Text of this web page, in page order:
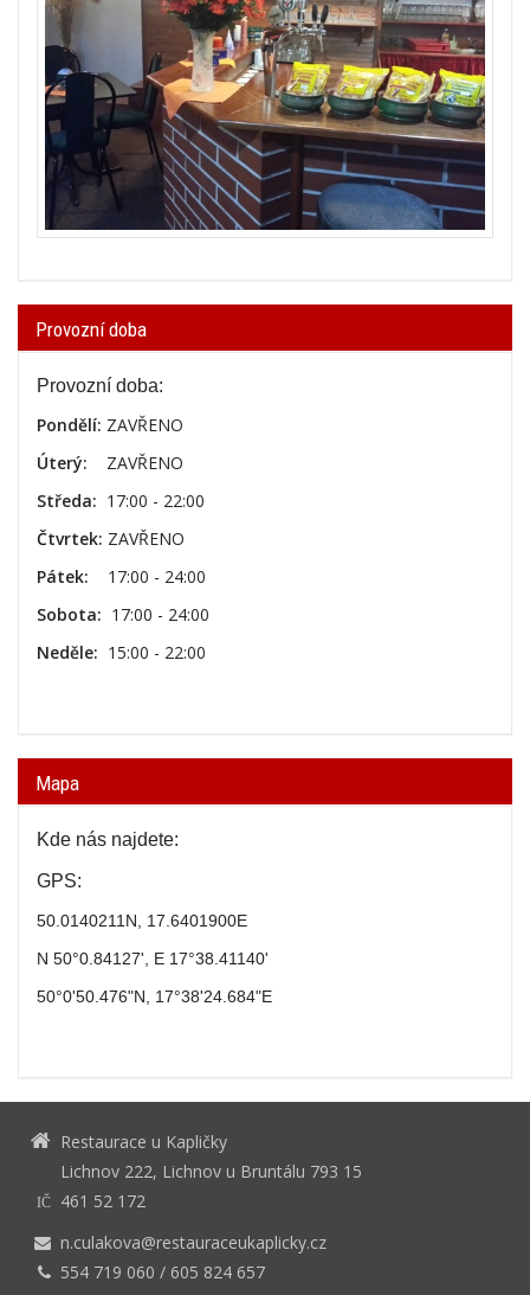
Provozní doba
Provozní doba:
Pondělí: ZAVŘENO
Úterý: ZAVŘENO
Středa: 17:00 - 22:00
Čtvrtek: ZAVŘENO
Pátek: 17:00 - 24:00
Sobota: 17:00 - 24:00
Neděle: 15:00 - 22:00
Mapa
Kde nás najdete:
GPS:
50.0140211N, 17.6401900E
N 50°0.84127', E 17°38.41140'
50°0'50.476"N, 17°38'24.684"E
Restaurace u Kapličky
Lichnov 222, Lichnov u Bruntálu 793 15
IČ
461 52 172
n.culakova@restauraceukaplicky.cz
554 719 060 / 605 824 657